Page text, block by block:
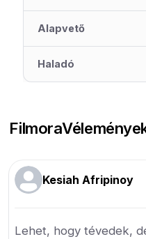
Alapvető
Haladó
Filmora
Kesiah Afripinoy
Lehet, hogy tévedek,